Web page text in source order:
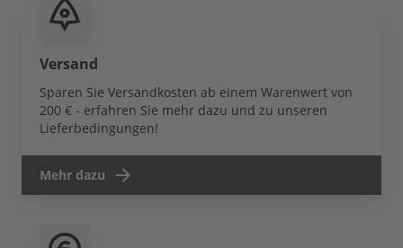
Versand
Sparen Sie Versandkosten ab einem Warenwert von
200 € - erfahren Sie mehr dazu und zu unseren
Lieferbedingungen!
Mehr dazu